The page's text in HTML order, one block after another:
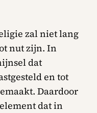
zal niet lang
nut zijn. In
dat
en tot
Daardoor
dat in